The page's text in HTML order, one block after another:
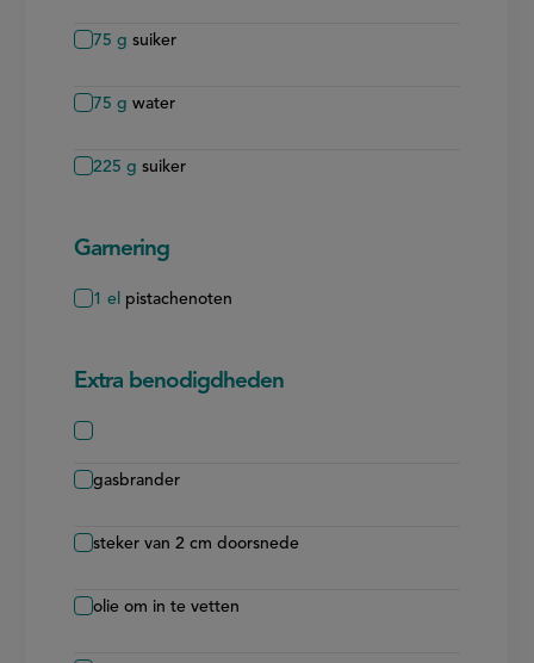
75 g suiker
75 g water
225 g suiker
Garnering
1 el pistachenoten
Extra benodigdheden
gasbrander
steker van 2 cm doorsnede
olie om in te vetten